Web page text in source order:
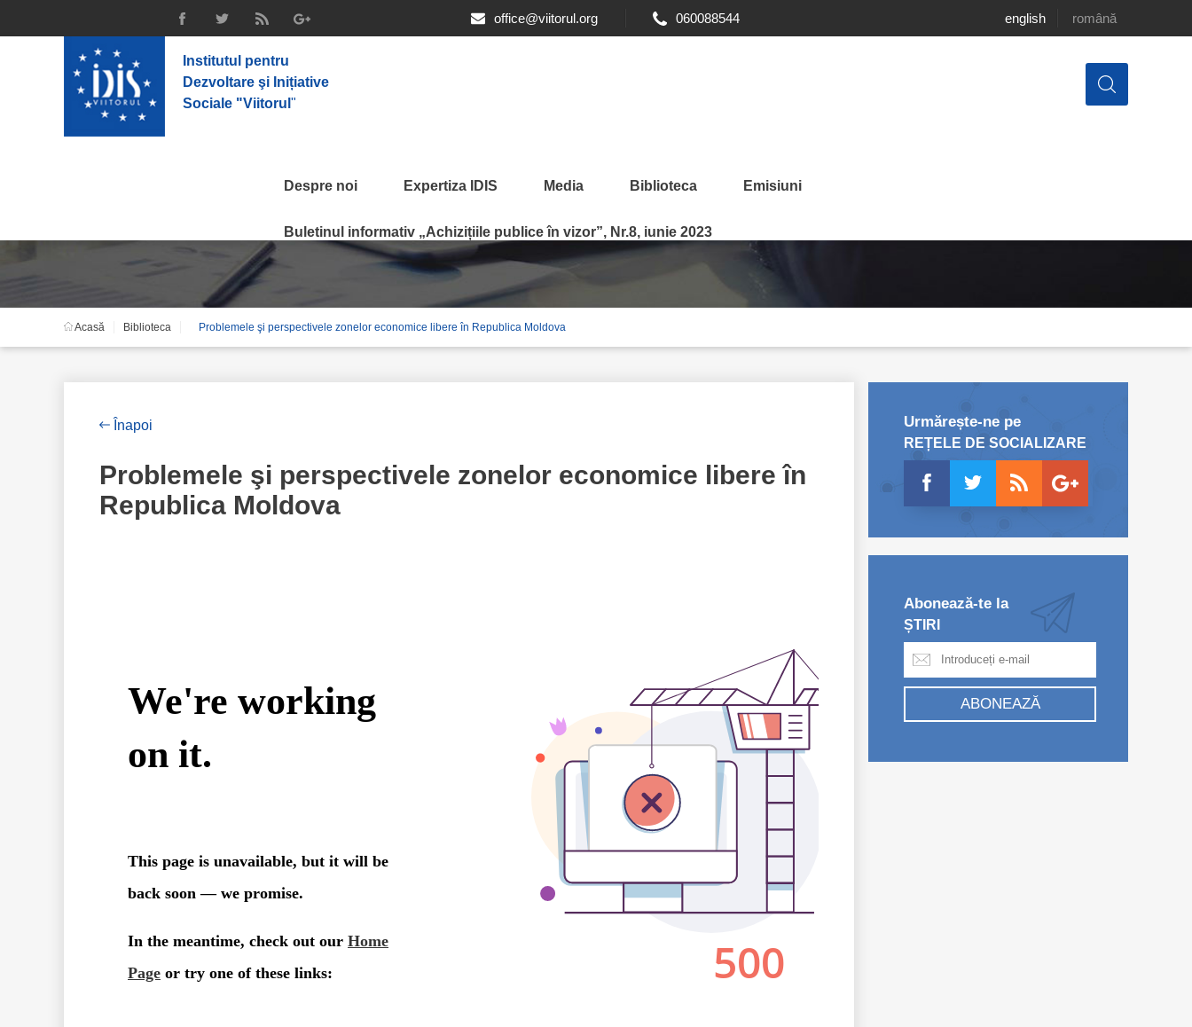
office@viitorul.org 060088544 english română
Institutul pentru
Dezvoltare şi Inițiative
Sociale "Viitorul "
Despre noi Expertiza IDIS Media Biblioteca Emisiuni
Buletinul informativ „Achizițiile publice în vizor”, Nr.8, iunie 2023
Problemele şi perspectivele zonelor economice libere în Republica
Acasă Biblioteca Problemele şi perspectivele zonelor economice libere în Republica Moldova
Înapoi
Problemele şi perspectivele zonelor economice libere în
Republica Moldova
Urmărește-ne pe
REȚELE DE SOCIALIZARE
Abonează-te la
ȘTIRI
ABONEAZĂ